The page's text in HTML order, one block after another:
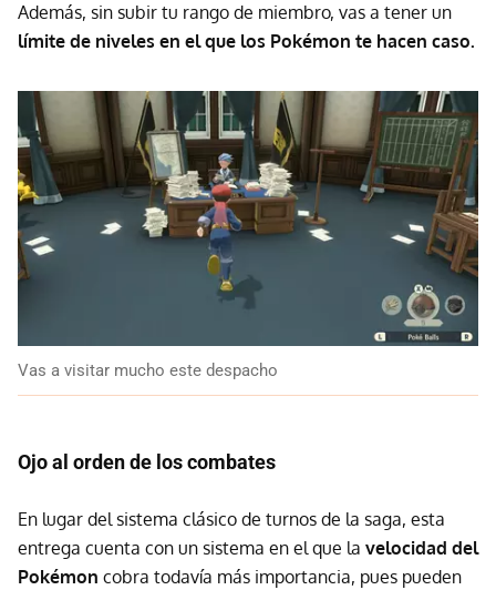
Además, sin subir tu rango de miembro, vas a tener un
límite de niveles en el que los Pokémon te hacen caso.
Vas a visitar mucho este despacho
Ojo al orden de los combates
En lugar del sistema clásico de turnos de la saga, esta
entrega cuenta con un sistema en el que la velocidad del
Pokémon cobra todavía más importancia, pues pueden